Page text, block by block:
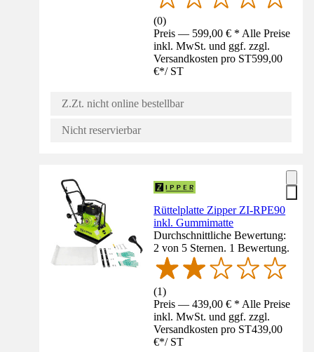
(0)
Preis — 599,00 € * Alle Preise
inkl. MwSt. und ggf. zzgl.
Versandkosten pro ST599,00
€*/ ST
Z.Zt. nicht online bestellbar
Nicht reservierbar
Rüttelplatte Zipper ZI-RPE90
inkl. Gummimatte
Durchschnittliche Bewertung:
2 von 5 Sternen. 1 Bewertung.
(1)
Preis — 439,00 € * Alle Preise
inkl. MwSt. und ggf. zzgl.
Versandkosten pro ST439,00
€*/ ST